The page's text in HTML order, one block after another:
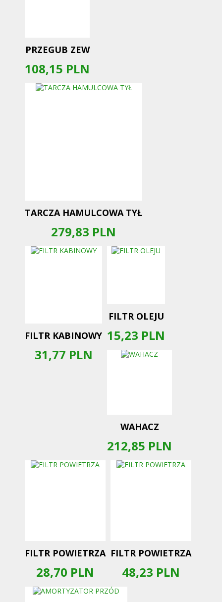
PRZEGUB ZEW
108,15 PLN
TARCZA HAMULCOWA TYŁ
279,83 PLN
FILTR KABINOWY
31,77 PLN
FILTR OLEJU
15,23 PLN
WAHACZ
212,85 PLN
FILTR POWIETRZA
28,70 PLN
FILTR POWIETRZA
48,23 PLN